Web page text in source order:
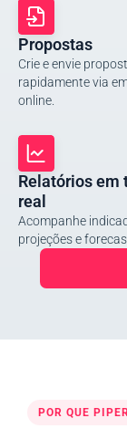
Propostas
Crie e envie
rapidamente via
online.
Relatórios em
real
Acompanhe
projeções e
POR QUE